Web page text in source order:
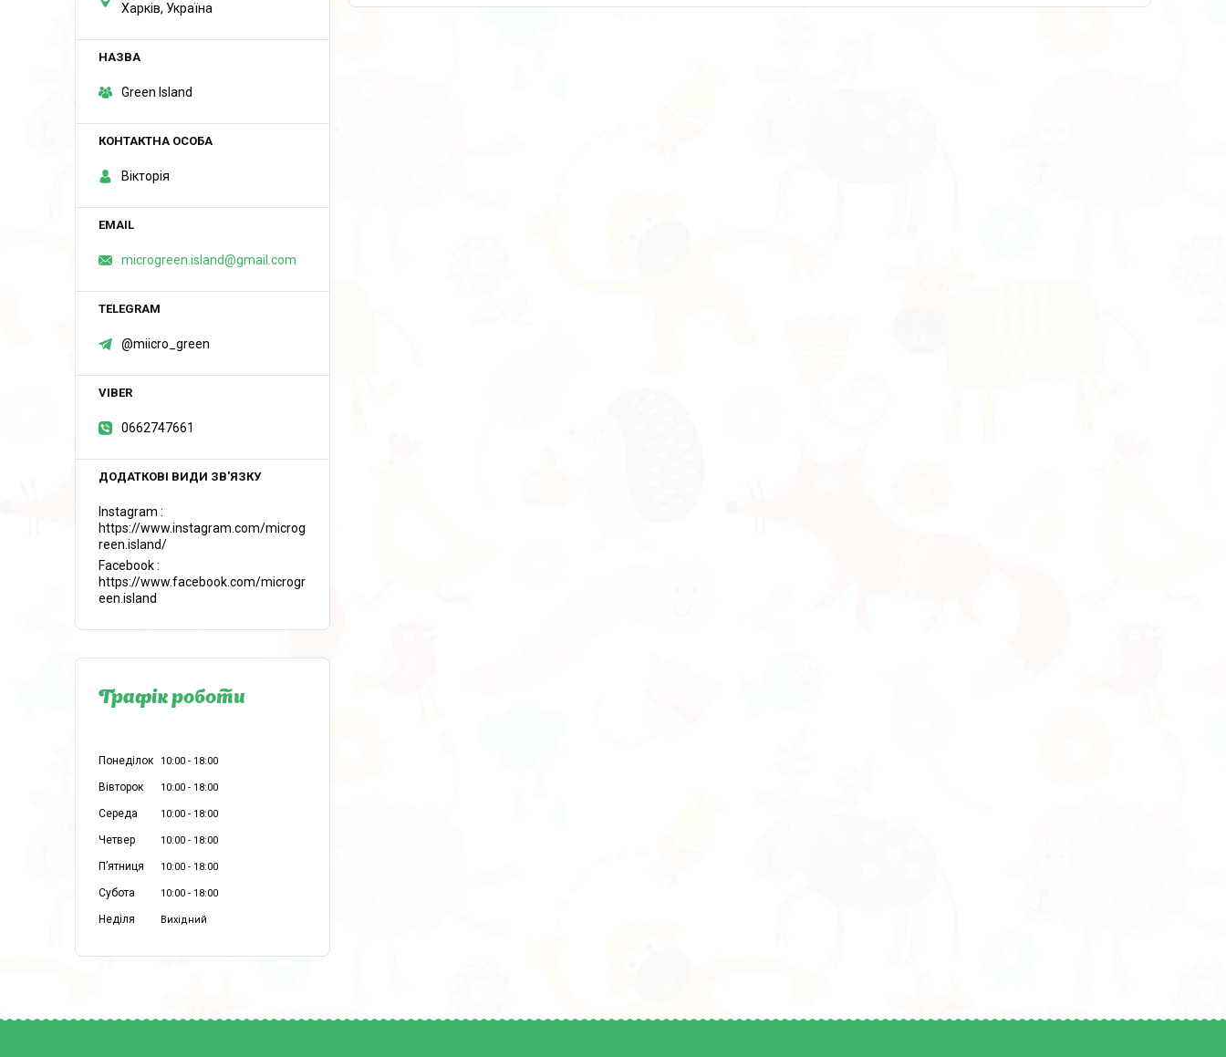
Харків, Україна
Green Island
Вікторія
microgreen.island@gmail.com
@miicro_green
0662747661
Instagram
https://www.instagram.com/microg
reen.island/
Facebook
https://www.facebook.com/microgr
een.island
Графік роботи
Понеділок 10:00 18:00
Вівторок 10:00 18:00
Середа 10:00 18:00
Четвер 10:00 18:00
Пʼятниця 10:00 18:00
Субота 10:00 18:00
Неділя Вихідний